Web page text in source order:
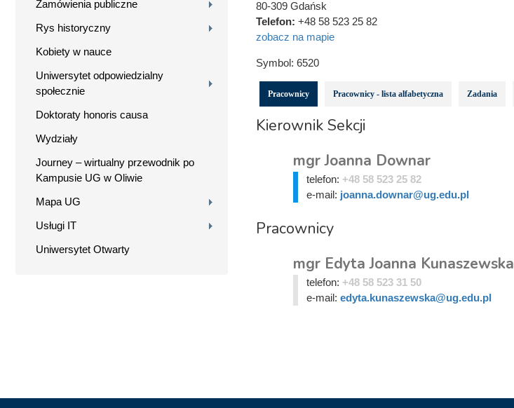
Zamówienia publiczne
Rys historyczny
Kobiety w nauce
Uniwersytet odpowiedzialny
społecznie
Doktoraty honoris causa
Wydziały
Journey – wirtualny przewodnik po
Kampusie UG w Oliwie
Mapa UG
Usługi IT
Uniwersytet Otwarty
80-309 Gdańsk
Telefon: +48 58 523 25 82
zobacz na mapie
Symbol: 6520
Pracownicy Pracownicy - lista alfabetyczna Zadania
Kierownik Sekcji
mgr Joanna Downar
telefon: +48 58 523 25 82
e-mail: joanna.downar@ug.edu.pl
Pracownicy
mgr Edyta Joanna Kunaszewska
telefon: +48 58 523 31 50
e-mail: edyta.kunaszewska@ug.edu.pl